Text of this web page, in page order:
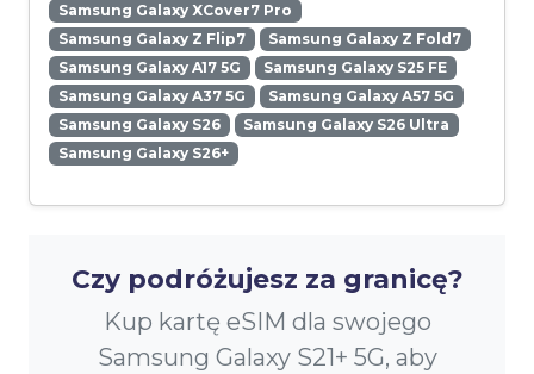
Samsung Galaxy XCover7 Pro
Samsung Galaxy Z Flip7
Samsung Galaxy Z Fold7
Samsung Galaxy A17 5G
Samsung Galaxy S25 FE
Samsung Galaxy A37 5G
Samsung Galaxy A57 5G
Samsung Galaxy S26
Samsung Galaxy S26 Ultra
Samsung Galaxy S26+
Czy podróżujesz za granicę?
Kup kartę eSIM dla swojego
Samsung Galaxy S21+ 5G, aby